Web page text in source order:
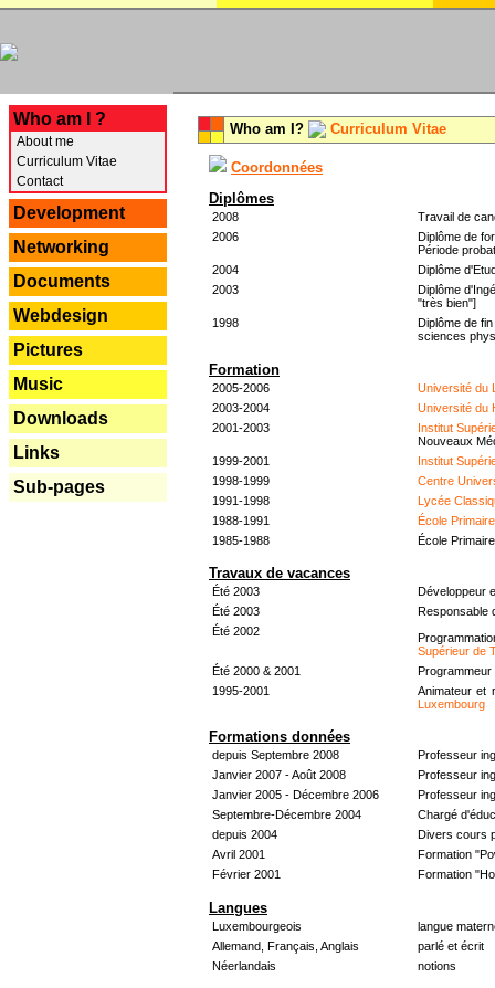
Who am I ?
About me
Curriculum Vitae
Contact
Development
Networking
Documents
Webdesign
Pictures
Music
Downloads
Links
Sub-pages
Who am I? Curriculum Vitae
Coordonnées
Diplômes
2008
Travail de
2006
Diplôme de
Période
2004
Diplôme
2003
Diplôme
"très bien"]
1998
Diplôme de
sciences
Formation
2005-2006
Université du
2003-2004
Université du
2001-2003
Institut
Nouveaux
1999-2001
Institut
1998-1999
Centre
1991-1998
Lycée
1988-1991
École
1985-1988
École
Travaux de vacances
Été 2003
Développeur
Été 2003
Responsable
Été 2002
Supérieur de
Été 2000 & 2001
Programmeur
1995-2001
Animateur et
Luxembourg
Formations données
depuis Septembre 2008
Professeur
Janvier 2007 - Août 2008
Professeur
Janvier 2005 - Décembre 2006
Professeur
Septembre-Décembre 2004
Chargé
depuis 2004
Divers cours
Avril 2001
Formation
Février 2001
Formation
Langues
Luxembourgeois
langue
Allemand, Français, Anglais
parlé et écrit
Néerlandais
notions